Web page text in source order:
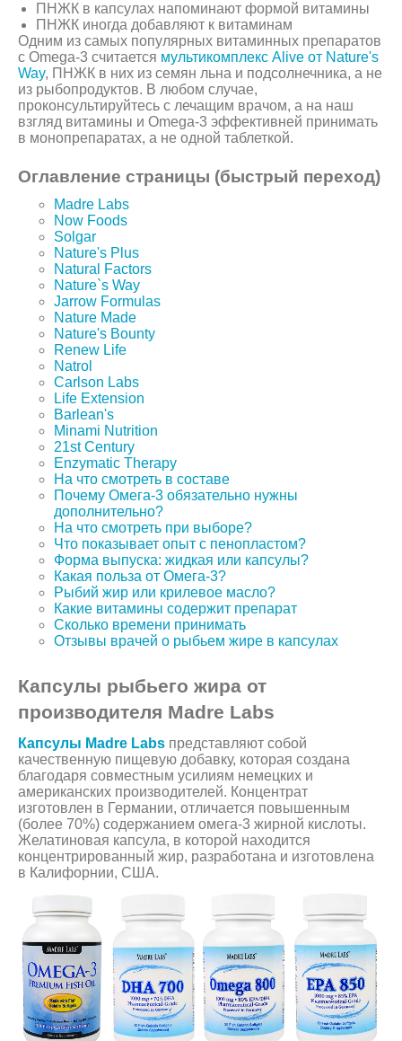
ПНЖК в капсулах напоминают формой витамины
ПНЖК иногда добавляют к витаминам
Одним из самых популярных витаминных препаратов
с Omega-3 считается мультикомплекс Alive от Nature's
Way, ПНЖК в них из семян льна и подсолнечника, а не
из рыбопродуктов. В любом случае,
проконсультируйтесь с лечащим врачом, а на наш
взгляд витамины и Omega-3 эффективней принимать
в монопрепаратах, а не одной таблеткой.
Оглавление страницы (быстрый переход)
Madre Labs
Now Foods
Solgar
Nature's Plus
Natural Factors
Nature`s Way
Jarrow Formulas
Nature Made
Nature's Bounty
Renew Life
Natrol
Carlson Labs
Life Extension
Barlean's
Minami Nutrition
21st Century
Enzymatic Therapy
На что смотреть в составе
Почему Омега-3 обязательно нужны
дополнительно?
На что смотреть при выборе?
Что показывает опыт с пенопластом?
Форма выпуска: жидкая или капсулы?
Какая польза от Омега-3?
Рыбий жир или крилевое масло?
Какие витамины содержит препарат
Сколько времени принимать
Отзывы врачей о рыбьем жире в капсулах
Капсулы рыбьего жира от
производителя Madre Labs
Капсулы Madre Labs представляют собой
качественную пищевую добавку, которая создана
благодаря совместным усилиям немецких и
американских производителей. Концентрат
изготовлен в Германии, отличается повышенным
(более 70%) содержанием омега-3 жирной кислоты.
Желатиновая капсула, в которой находится
концентрированный жир, разработана и изготовлена
в Калифорнии, США.